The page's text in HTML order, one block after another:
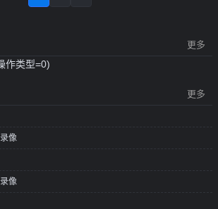
更多
作类型=0)
更多
像
像